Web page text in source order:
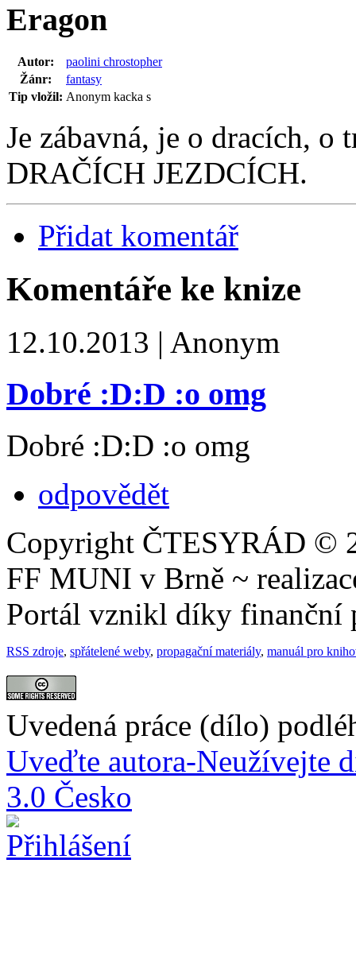
Eragon
Autor:
paolini chrostopher
Žánr:
fantasy
Tip vložil: Anonym kacka s
Je zábavná, je o dracích, o
DRAČÍCH JEZDCÍCH.
Přidat komentář
Komentáře ke knize
12.10.2013 | Anonym
Dobré :D:D :o omg
Dobré :D:D :o omg
odpovědět
Copyright ČTESYRÁD ©
FF MUNI v Brně ~
Portál vznikl díky finanční
RSS zdroje, spřátelené weby, propagační materiály, manuál pro
Uvedená práce (dílo)
Uveďte autora-Neužívejte
3.0 Česko